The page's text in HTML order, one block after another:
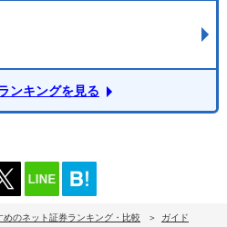
ンキングを見る
めのネット証券ランキング・比較
ガイド